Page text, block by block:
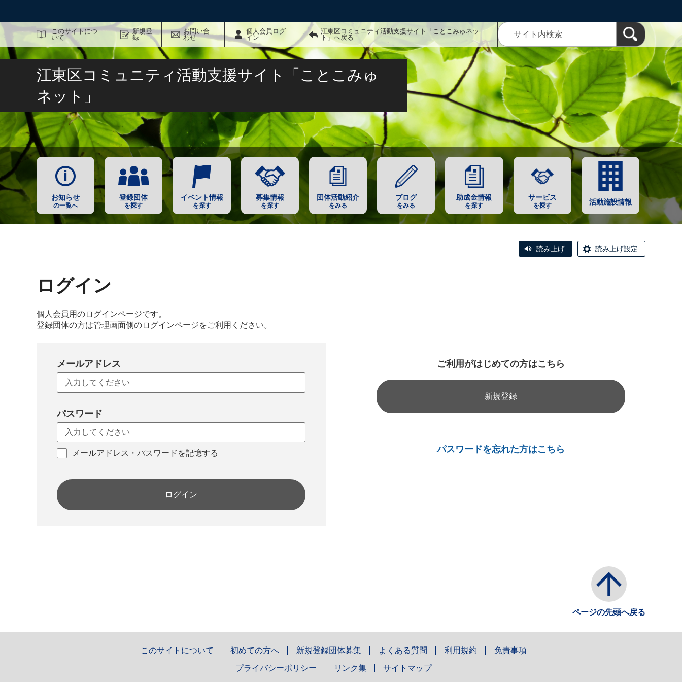
このサイトにつ
いて
新規登
録
お問い合
わせ
個人会員ログ
イン
江東区コミュニティ活動支援サイト「ことこみゅネッ
ト」へ戻る
サイト内検索
江東区コミュニティ活動支援サイト「ことこみゅ
ネット」
お知らせ
の一覧へ
登録団体
を探す
イベント情報
を探す
募集情報
を探す
団体活動紹介
をみる
ブログ
をみる
助成金情報
を探す
サービス
を探す 活動施設情報
読み上げ 読み上げ設定
ログイン
個人会員用のログインページです。
登録団体の方は管理画面側のログインページをご利用ください。
メールアドレス
パスワード
メールアドレス・パスワードを記憶する
ログイン
ご利用がはじめての方はこちら
新規登録
パスワードを忘れた方はこちら
ページの先頭へ戻る
このサイトについて 初めての方へ 新規登録団体募集 よくある質問 利用規約 免責事項
プライバシーポリシー リンク集 サイトマップ